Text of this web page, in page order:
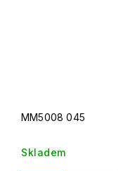
MM5008 045
Skladem